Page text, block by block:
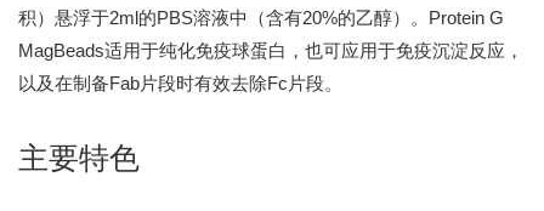
积）悬浮于2ml的PBS溶液中（含有20%的乙醇）。Protein G
MagBeads适用于纯化免疫球蛋白，也可应用于免疫沉淀反应，
以及在制备Fab片段时有效去除Fc片段。
主要特色